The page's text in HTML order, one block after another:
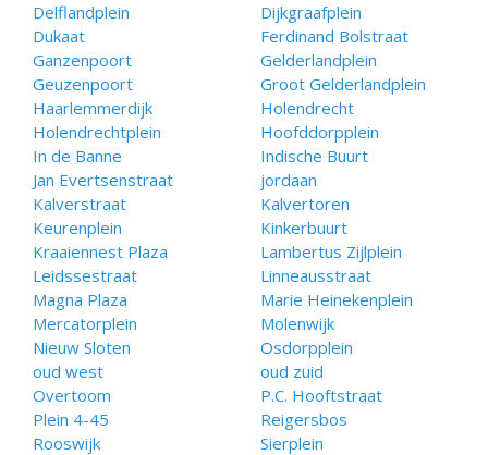
Delflandplein
Dijkgraafplein
Dukaat
Ferdinand Bolstraat
Ganzenpoort
Gelderlandplein
Geuzenpoort
Groot Gelderlandplein
Haarlemmerdijk
Holendrecht
Holendrechtplein
Hoofddorpplein
In de Banne
Indische Buurt
Jan Evertsenstraat
jordaan
Kalverstraat
Kalvertoren
Keurenplein
Kinkerbuurt
Kraaiennest Plaza
Lambertus Zijlplein
Leidssestraat
Linneausstraat
Magna Plaza
Marie Heinekenplein
Mercatorplein
Molenwijk
Nieuw Sloten
Osdorpplein
oud west
oud zuid
Overtoom
P.C. Hooftstraat
Plein 4-45
Reigersbos
Rooswijk
Sierplein